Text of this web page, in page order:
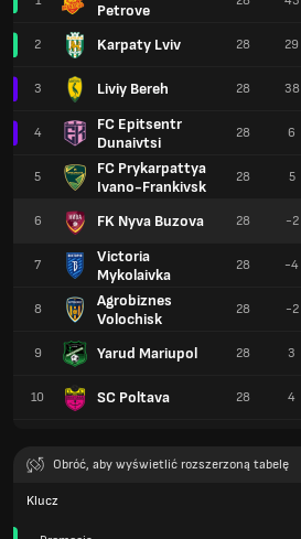
Petrove
2 Karpaty Lviv
3 Liviy Bereh
4
FC Epitsentr
Dunaivtsi
5
FC Prykarpattya
Ivano-Frankivsk
6 FK Nyva Buzova
7
Victoria
Mykolaivka
8
Agrobiznes
Volochisk
9 Yarud Mariupol
10 SC Poltava
28 29
28 38
28 6
28 5
28 -2
28 -4
28 -2
28 3
28 4
Obróć, aby wyświetlić rozszerzoną tabelę
Klucz